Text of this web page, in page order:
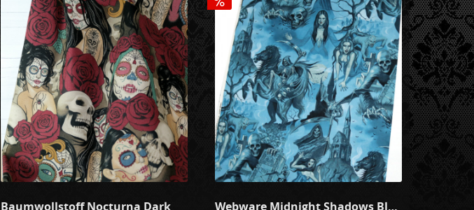
Baumwollstoff Nocturna Dark Webware Midnight Shadows Blau